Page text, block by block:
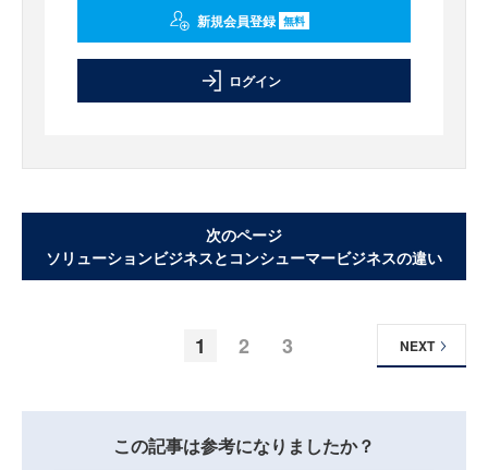
新規会員登録 無料
ログイン
次のページ
ソリューションビジネスとコンシューマービジネスの違い
1 2 3 NEXT
この記事は参考になりましたか？